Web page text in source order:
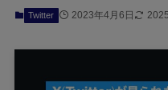
Twitter 2023年4月6日